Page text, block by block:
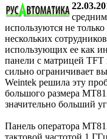
используются не
нескольких
использующих ее как
панели с матрицей
сильно ограничивает
Weintek решила эту
большого размера
значительно больший
Панель оператора